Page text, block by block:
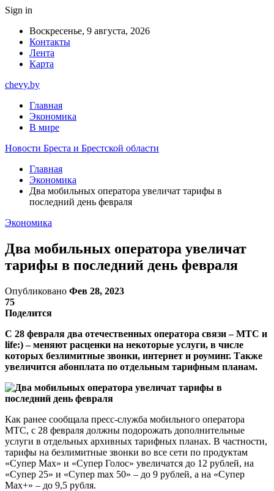
Sign in
Воскресенье, 9 августа, 2026
Контакты
Лента
Карта
chevy.by
Главная
Экономика
В мире
Новости Бреста и Брестской области
Главная
Экономика
Два мобильных оператора увеличат тарифы в
последний день февраля
Экономика
Два мобильных оператора увеличат
тарифы в последний день февраля
Опубликовано Фев 28, 2023
75
Поделится
С 28 февраля два отечественных оператора связи – МТС и
life:) – меняют расценки на некоторые услуги, в числе
которых безлимитные звонки, интернет и роуминг. Также
увеличится абонплата по отдельным тарифным планам.
Как ранее сообщала пресс-служба мобильного оператора
МТС, с 28 февраля должны подорожать дополнительные
услуги в отдельных архивных тарифных планах. В частности,
тарифы на безлимитные звонки во все сети по продуктам
«Супер Max» и «Супер Голос» увеличатся до 12 рублей, на
«Супер 25» и «Супер max 50» – до 9 рублей, а на «Супер
Max+» – до 9,5 рубля.